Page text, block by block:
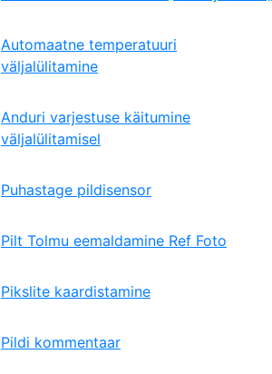
Automaatne temperatuuri
väljalülitamine
Anduri varjestuse käitumine
väljalülitamisel
Puhastage pildisensor
Pilt Tolmu eemaldamine Ref Foto
Pikslite kaardistamine
Pildi kommentaar